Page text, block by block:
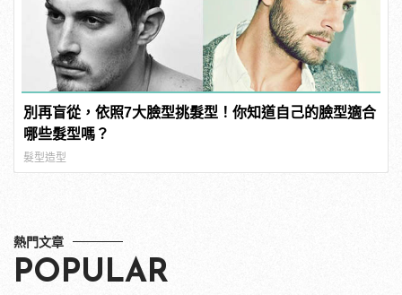
別再盲從，依照7大臉型挑髮型！你知道自己的臉型適合
哪些髮型嗎？
髮型造型
熱門文章
POPULAR